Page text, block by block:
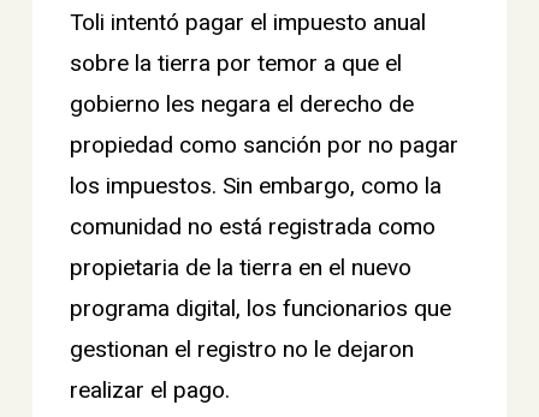
Toli intentó pagar el impuesto anual
sobre la tierra por temor a que el
gobierno les negara el derecho de
propiedad como sanción por no pagar
los impuestos. Sin embargo, como la
comunidad no está registrada como
propietaria de la tierra en el nuevo
programa digital, los funcionarios que
gestionan el registro no le dejaron
realizar el pago.